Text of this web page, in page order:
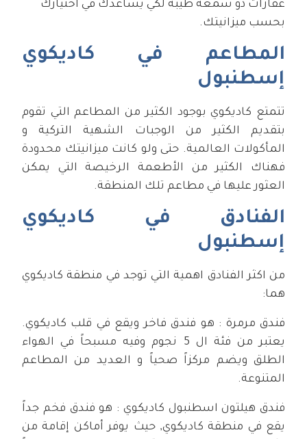
عقارات ذو سمعة طيبة لكي يساعدك في اختيارك
بحسب ميزانيتك.
المطاعم في كاديكوي
إسطنبول
تتمتع كاديكوي بوجود الكثير من المطاعم التي تقوم
بتقديم الكثير من الوجبات الشهية التركية و
المأكولات العالمية. حتى ولو كانت ميزانيتك محدودة
فهناك الكثير من الأطعمة الرخيصة التي يمكن
العثور عليها في مطاعم تلك المنطقة.
الفنادق في كاديكوي
إسطنبول
من اكثر الفنادق اهمية التي توجد في منطقة كاديكوي
هما:
فندق مرمرة : هو فندق فاخر ويقع في قلب كاديكوي.
يعتبر من فئة ال 5 نجوم وفيه مسبحاً في الهواء
الطلق ويضم مركزاً صحياً و العديد من المطاعم
المتنوعة.
فندق هيلتون اسطنبول كاديكوي : هو فندق فخم جداً
يقع في منطقة كاديكوي, حيث يوفر أماكن إقامة من